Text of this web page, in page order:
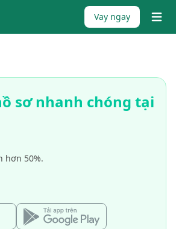
{%
Vay ngay
sơ nhanh chóng tại
hơn 50%.